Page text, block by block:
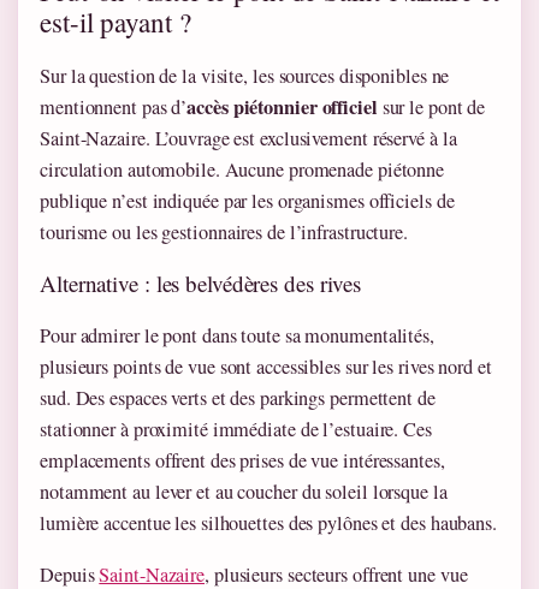
est-il payant ?
Sur la question de la visite, les sources disponibles ne
mentionnent pas d’accès piétonnier officiel sur le pont de
Saint-Nazaire. L’ouvrage est exclusivement réservé à la
circulation automobile. Aucune promenade piétonne
publique n’est indiquée par les organismes officiels de
tourisme ou les gestionnaires de l’infrastructure.
Alternative : les belvédères des rives
Pour admirer le pont dans toute sa monumentalités,
plusieurs points de vue sont accessibles sur les rives nord et
sud. Des espaces verts et des parkings permettent de
stationner à proximité immédiate de l’estuaire. Ces
emplacements offrent des prises de vue intéressantes,
notamment au lever et au coucher du soleil lorsque la
lumière accentue les silhouettes des pylônes et des haubans.
DepuisSaint-Nazaire, plusieurs secteurs offrent une vue